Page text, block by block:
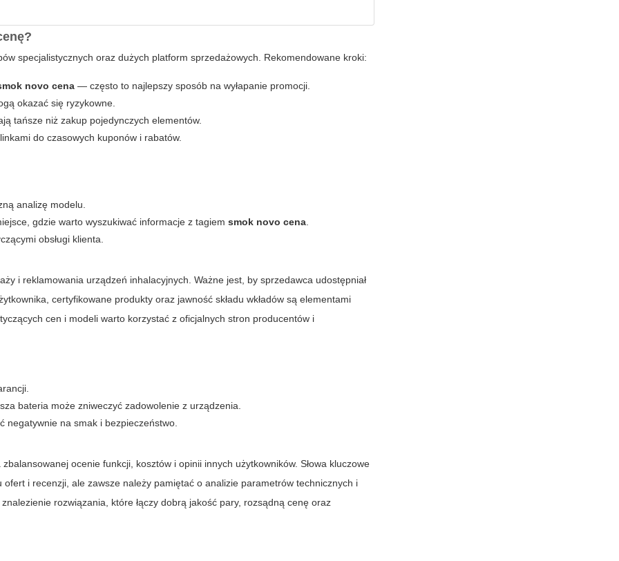
specjalistycznych oraz dużych platform sprzedażowych. Rekomendowane kroki:
novo cena — często to najlepszy sposób na wyłapanie promocji.
okazać się ryzykowne.
tańsze niż zakup pojedynczych elementów.
do czasowych kuponów i rabatów.
analizę modelu.
gdzie warto wyszukiwać informacje z tagiemsmok novo cena
obsługi klienta.
i reklamowania urządzeń inhalacyjnych. Ważne jest, by sprzedawca udostępniał
certyfikowane produkty oraz jawność składu wkładów są elementami
cen i modeli warto korzystać z oficjalnych stron producentów i
bateria może zniweczyć zadowolenie z urządzenia.
negatywnie na smak i bezpieczeństwo.
ocenie funkcji, kosztów i opinii innych użytkowników. Słowa kluczowe
i recenzji, ale zawsze należy pamiętać o analizie parametrów technicznych i
rozwiązania, które łączy dobrą jakość pary, rozsądną cenę oraz